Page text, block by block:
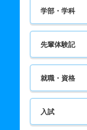
学部・学科
先輩体験記
就職・資格
入試